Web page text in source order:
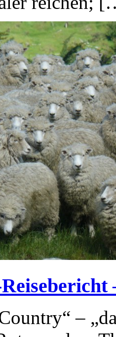
–